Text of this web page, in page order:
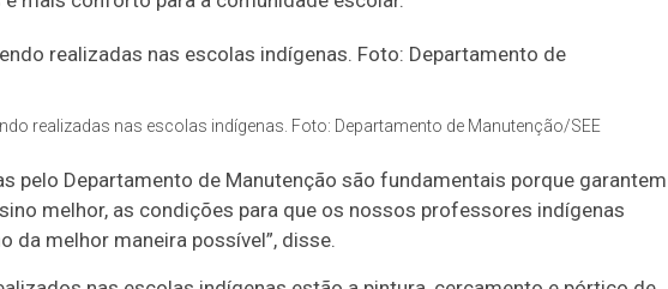
realizadas nas escolas indígenas. Foto: Departamento de Manutenção/SEE
pelo Departamento de Manutenção são fundamentais porque
melhor, as condições para que os nossos professores indígenas
da melhor maneira possível”, disse.